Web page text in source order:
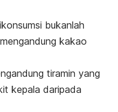
bukanlah
kakao
tiramin yang
kepala daripada